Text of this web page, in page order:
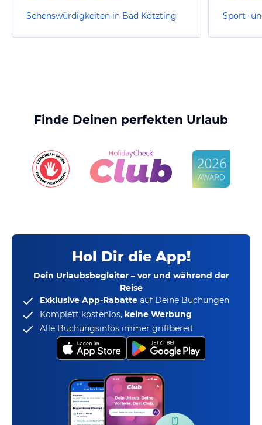
Sehenswürdigkeiten in Bad Kötzting
Finde Deinen perfekten Urlaub
Hol Dir die App!
Dein Urlaubsbegleiter – vor und während der
Reise
Exklusive App-Rabatte auf Deine Buchungen
Komplett kostenlos, keine Werbung
Alle Buchungsinfos immer griffbereit